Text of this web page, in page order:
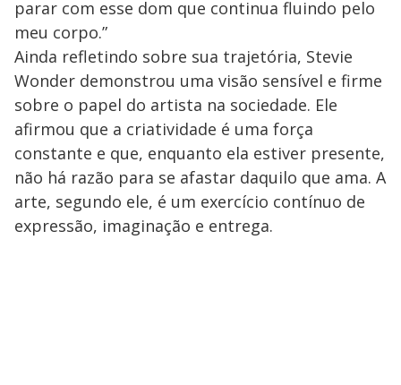
parar com esse dom que continua fluindo pelo
meu corpo.”
Ainda refletindo sobre sua trajetória, Stevie
Wonder demonstrou uma visão sensível e firme
sobre o papel do artista na sociedade. Ele
afirmou que a criatividade é uma força
constante e que, enquanto ela estiver presente,
não há razão para se afastar daquilo que ama. A
arte, segundo ele, é um exercício contínuo de
expressão, imaginação e entrega.